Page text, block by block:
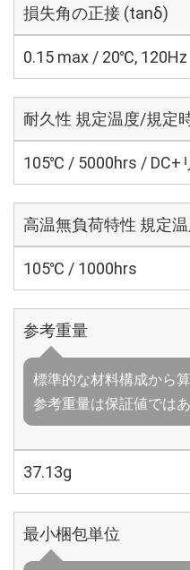
損失角の正接 (tanδ)
0.15 max / 20℃, 120Hz
耐久性 規定温度/規定
105℃ / 5000hrs / DC+
高温無負荷特性 規定
105℃ / 1000hrs
参考重量
標準的な材料構成から
参考重量は保証値では
37.13g
最小梱包単位